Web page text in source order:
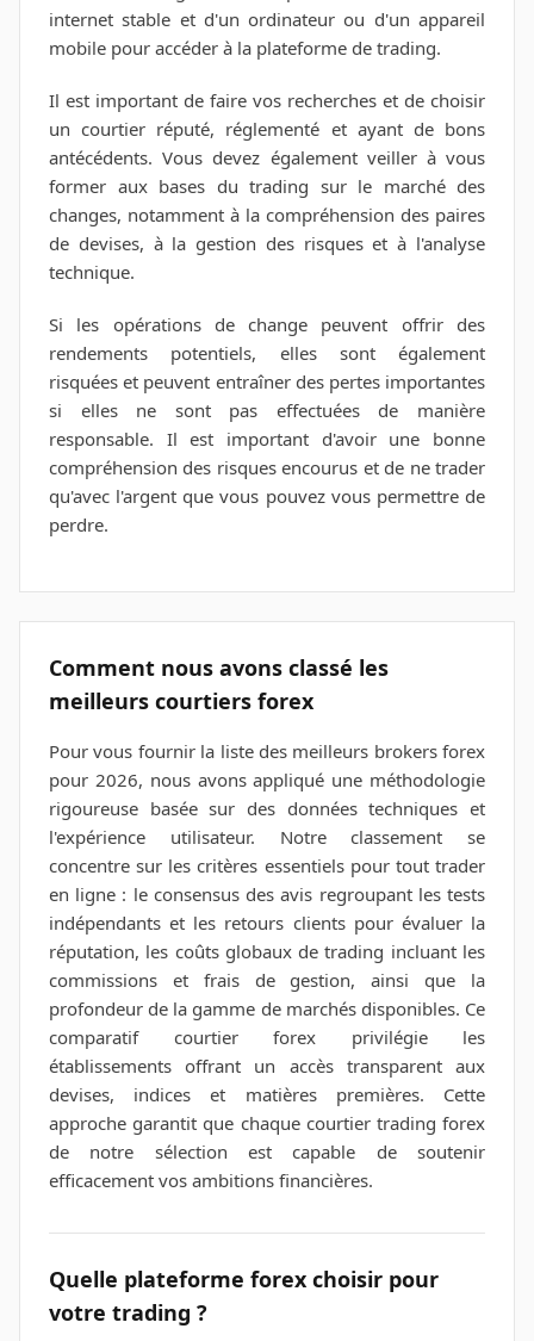
internet stable et d'un ordinateur ou d'un appareil
mobile pour accéder à la plateforme de trading.
Il est important de faire vos recherches et de choisir
un courtier réputé, réglementé et ayant de bons
antécédents. Vous devez également veiller à vous
former aux bases du trading sur le marché des
changes, notamment à la compréhension des paires
de devises, à la gestion des risques et à l'analyse
technique.
Si les opérations de change peuvent offrir des
rendements potentiels, elles sont également
risquées et peuvent entraîner des pertes importantes
si elles ne sont pas effectuées de manière
responsable. Il est important d'avoir une bonne
compréhension des risques encourus et de ne trader
qu'avec l'argent que vous pouvez vous permettre de
perdre.
Comment nous avons classé les
meilleurs courtiers forex
Pour vous fournir la liste des meilleurs brokers forex
pour 2026, nous avons appliqué une méthodologie
rigoureuse basée sur des données techniques et
l'expérience utilisateur. Notre classement se
concentre sur les critères essentiels pour tout trader
en ligne : le consensus des avis regroupant les tests
indépendants et les retours clients pour évaluer la
réputation, les coûts globaux de trading incluant les
commissions et frais de gestion, ainsi que la
profondeur de la gamme de marchés disponibles. Ce
comparatif courtier forex privilégie les
établissements offrant un accès transparent aux
devises, indices et matières premières. Cette
approche garantit que chaque courtier trading forex
de notre sélection est capable de soutenir
efficacement vos ambitions financières.
Quelle plateforme forex choisir pour
votre trading ?